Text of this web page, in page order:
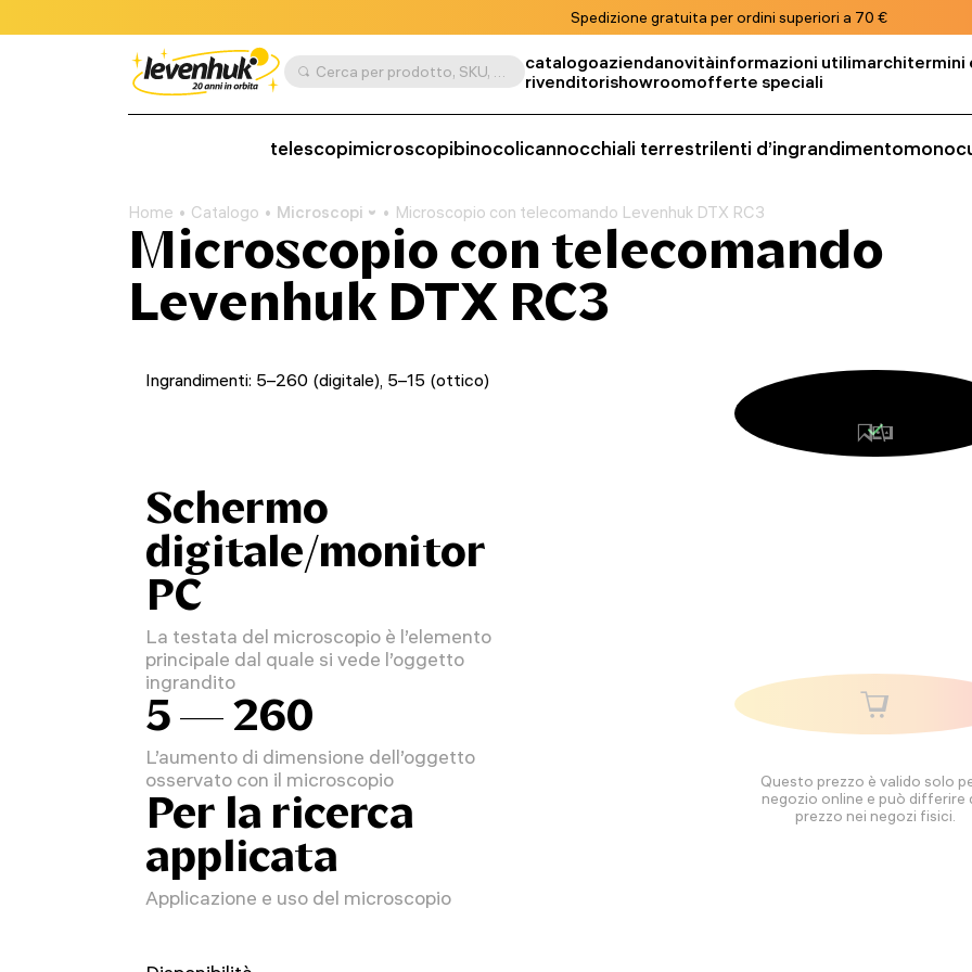
Spedizione gratuita per ordini superiori a 70 €
Cerca per prodotto, SKU, categoria, ecc. catalogoaziendanovitàinformazioni utilimarchitermini
rivenditorishowroomofferte speciali
telescopimicroscopibinocolicannocchiali terrestrilenti d’ingrandimento
Home Catalogo Microscopi Microscopio con telecomando Levenhuk DTX RC3
Microscopio con telecomando
Levenhuk DTX RC3
Questo prezzo è valido solo
negozio online e può differire
prezzo nei negozi fisici.
Ingrandimenti: 5–260 (digitale), 5–15 (ottico)
Schermo
digitale/monitor
PC
La testata del microscopio è l’elemento
principale dal quale si vede l’oggetto
ingrandito
5 — 260
L’aumento di dimensione dell’oggetto
osservato con il microscopio
Per la ricerca
applicata
Applicazione e uso del microscopio